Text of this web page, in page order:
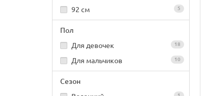
92 см 5
Пол
Для девочек
18
Для мальчиков 10
Сезон